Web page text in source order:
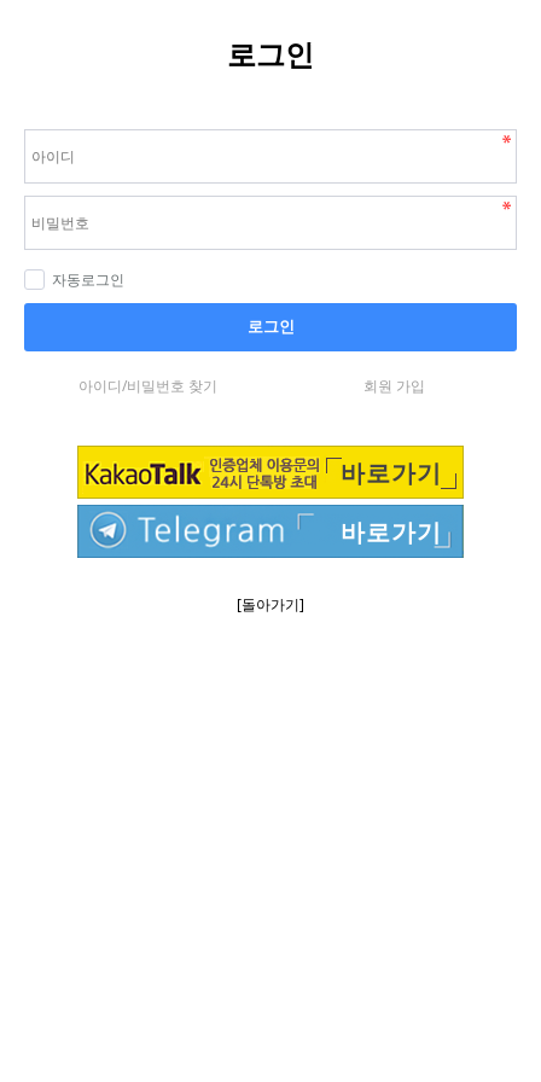
로그인
자동로그인
로그인
아이디/비밀번호 찾기 회원 가입
바로가기
바로가기
[돌아가기]